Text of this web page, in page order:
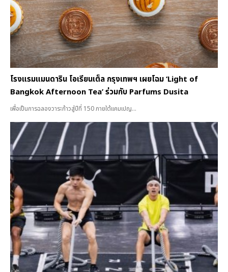
โรงแรมแมนดาริน โอเรียนเต็ล กรุงเทพฯ เผยโฉม ‘Light of
Bangkok Afternoon Tea’ ร่วมกับ Parfums Dusita
เพื่อเป็นการฉลองวาระก้าวสู่ปีที่ 150 ภายใต้แคมเปญ...